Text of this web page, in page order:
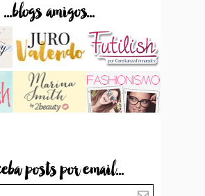
...blogs amigos...
posts por email...